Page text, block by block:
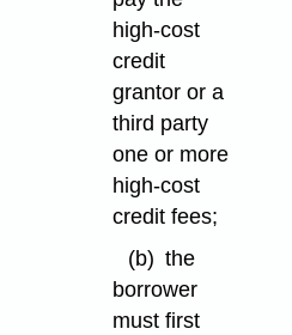
high-cost
credit
grantor or a
third party
one or more
high-cost
credit fees;
(b) the
borrower
must first